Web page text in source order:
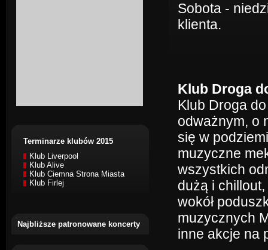
Terminarze klubów 2015
Klub Liverpool
Klub Alive
Klub Ciemna Strona Miasta
Klub Firlej
Najbliższe patronowane koncerty
Sobota -
klienta.
Klub Droga
Klub Droga
odważnym, o
się w
muzyczne
wszystkich
dużą i
wokół
muzycznych
inne akcje na